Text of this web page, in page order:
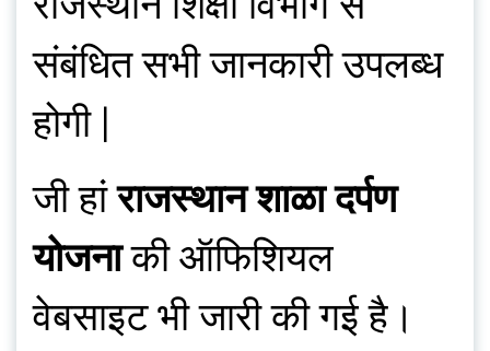
संबंधित सभी जानकारी उपलब्ध
होगी |
जी हांराजस्थान शाळा दर्पण
योजनाकी ऑफिशियल
वेबसाइट भी जारी की गई है।